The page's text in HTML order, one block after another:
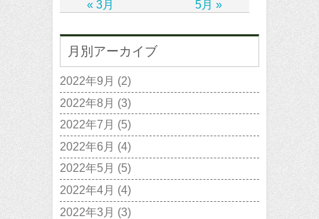
« 3月 5月 »
月別アーカイブ
2022年9月 (2)
2022年8月 (3)
2022年7月 (5)
2022年6月 (4)
2022年5月 (5)
2022年4月 (4)
2022年3月 (3)